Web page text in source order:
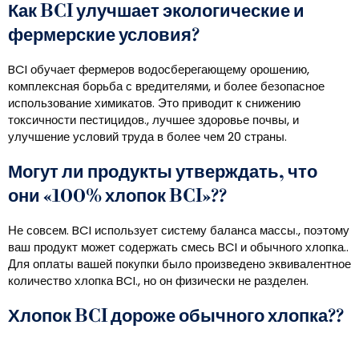
Как BCI улучшает экологические и
фермерские условия?
BCI обучает фермеров водосберегающему орошению,
комплексная борьба с вредителями, и более безопасное
использование химикатов. Это приводит к снижению
токсичности пестицидов., лучшее здоровье почвы, и
улучшение условий труда в более чем 20 страны.
Могут ли продукты утверждать, что
они «100% хлопок BCI»??
Не совсем. BCI использует систему баланса массы., поэтому
ваш продукт может содержать смесь BCI и обычного хлопка..
Для оплаты вашей покупки было произведено эквивалентное
количество хлопка BCI., но он физически не разделен.
Хлопок BCI дороже обычного хлопка??